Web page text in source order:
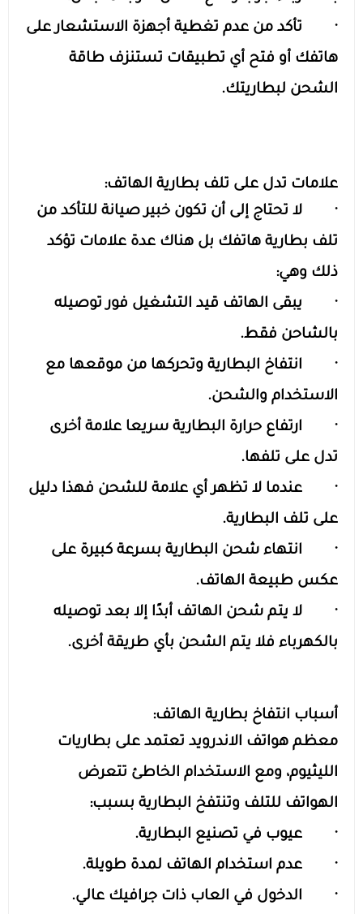
· تأكد من عدم تغطية أجهزة الاستشعار على
هاتفك أو فتح أي تطبيقات تستنزف طاقة
الشحن لبطاريتك.
علامات تدل على تلف بطارية الهاتف:
· لا تحتاج إلى أن تكون خبير صيانة للتأكد من
تلف بطارية هاتفك بل هناك عدة علامات تؤكد
ذلك وهي:
· يبقى الهاتف قيد التشغيل فور توصيله
بالشاحن فقط.
· انتفاخ البطارية وتحركها من موقعها مع
الاستخدام والشحن.
· ارتفاع حرارة البطارية سريعا علامة أخرى
تدل على تلفها.
· عندما لا تظهر أي علامة للشحن فهذا دليل
على تلف البطارية.
· انتهاء شحن البطارية بسرعة كبيرة على
عكس طبيعة الهاتف.
· لا يتم شحن الهاتف أبدًا إلا بعد توصيله
بالكهرباء فلا يتم الشحن بأي طريقة أخرى.
أسباب انتفاخ بطارية الهاتف:
معظم هواتف الاندرويد تعتمد على بطاريات
الليثيوم، ومع الاستخدام الخاطئ تتعرض
الهواتف للتلف وتنتفخ البطارية بسبب:
· عيوب في تصنيع البطارية.
· عدم استخدام الهاتف لمدة طويلة.
· الدخول في العاب ذات جرافيك عالي.